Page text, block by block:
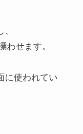
わせます。
に使われてい